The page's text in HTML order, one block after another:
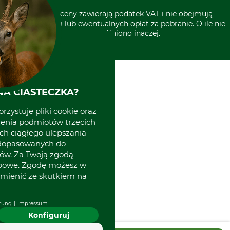
* Wszystkie ceny zawierają podatek VAT i nie obejmują
kosztów wysyłki lub ewentualnych opłat za pobranie. O ile nie
wyszczególniono inaczej.
CIASTECZKA?
pliki cookie oraz
podmiotów trzecich
ciągłego ulepszania
do
Za Twoją zgodą
Zgodę możesz w
ze skutkiem na
Impressum
Konfiguruj